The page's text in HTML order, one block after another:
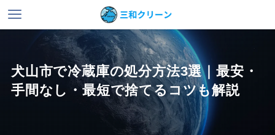
犬山市で冷蔵庫の処分方法3選｜最安・
手間なし・最短で捨てるコツも解説